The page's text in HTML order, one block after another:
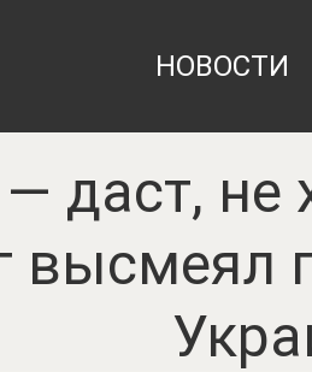
НОВОСТИ
даст, не
высмеял